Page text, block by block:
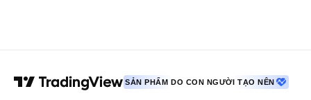
SẢN PHẨM DO CON NGƯỜI TẠO NÊN